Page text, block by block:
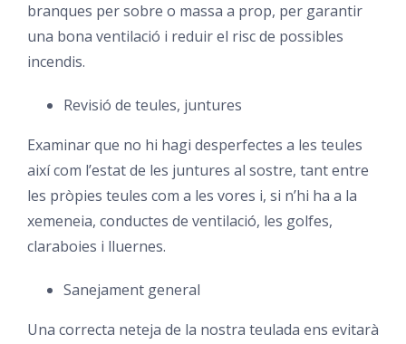
branques per sobre o massa a prop, per garantir
una bona ventilació i reduir el risc de possibles
incendis.
Revisió de teules, juntures
Examinar que no hi hagi desperfectes a les teules
així com l’estat de les juntures al sostre, tant entre
les pròpies teules com a les vores i, si n’hi ha a la
xemeneia, conductes de ventilació, les golfes,
claraboies i lluernes.
Sanejament general
Una correcta neteja de la nostra teulada ens evitarà